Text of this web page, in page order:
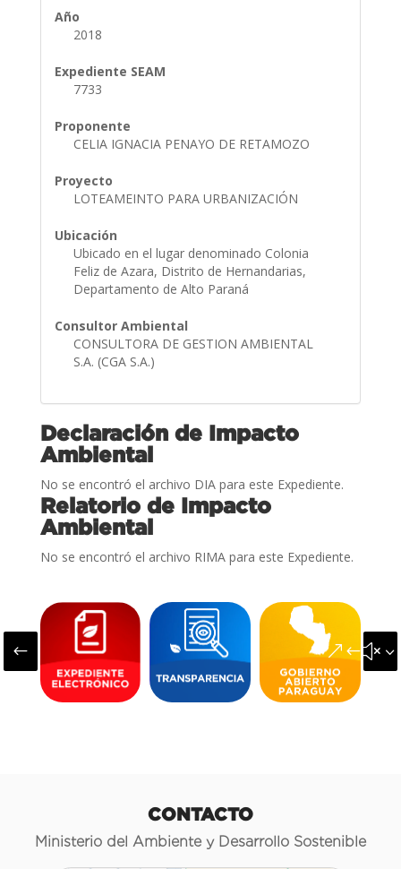
Año
2018
Expediente SEAM
7733
Proponente
CELIA IGNACIA PENAYO DE RETAMOZO
Proyecto
LOTEAMEINTO PARA URBANIZACIÓN
Ubicación
Ubicado en el lugar denominado Colonia
Feliz de Azara, Distrito de Hernandarias,
Departamento de Alto Paraná
Consultor Ambiental
CONSULTORA DE GESTION AMBIENTAL
S.A. (CGA S.A.)
Declaración de Impacto
Ambiental
No se encontró el archivo DIA para este Expediente.
Relatorio de Impacto
Ambiental
No se encontró el archivo RIMA para este Expediente.
#
CONTACTO
Ministerio del Ambiente y Desarrollo Sostenible